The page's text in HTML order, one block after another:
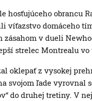
hosťujúceho obrancu
víťazstvo domáceho
zásahom v dueli
strelec Montrealu vo
oklepať z vysokej
svojom ľade vyrovnal
do druhej tretiny. V